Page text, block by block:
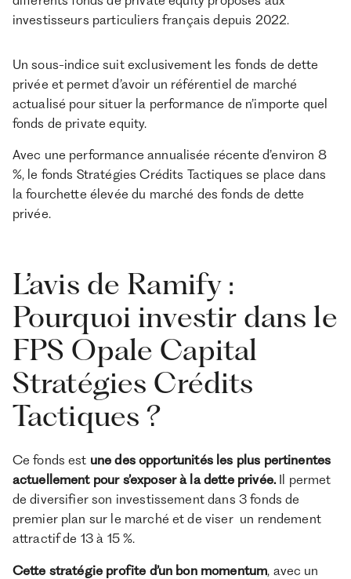
investisseurs particuliers français depuis 2022.
Un sous-indice suit exclusivement les fonds de dette
privée et permet d’avoir un référentiel de marché
actualisé pour situer la performance de n’importe quel
fonds de private equity.
Avec une performance annualisée récente d’environ 8
%, le fonds Stratégies Crédits Tactiques se place dans
la fourchette élevée du marché des fonds de dette
privée.
L’avis de Ramify :
Pourquoi investir dans le
FPS Opale Capital
Stratégies Crédits
Tactiques ?
Ce fonds est une des opportunités les plus pertinentes
actuellement pour s’exposer à la dette privée.Il permet
de diversifier son investissement dans 3 fonds de
premier plan sur le marché et de viser un rendement
attractif de 13 à 15 %.
Cette stratégie profite d’un bon momentum, avec un